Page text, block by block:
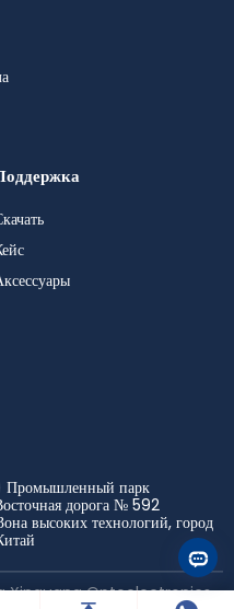
Промышленный парк
дорога № 592
высоких технологий, город
Xinguang Optoelectronics